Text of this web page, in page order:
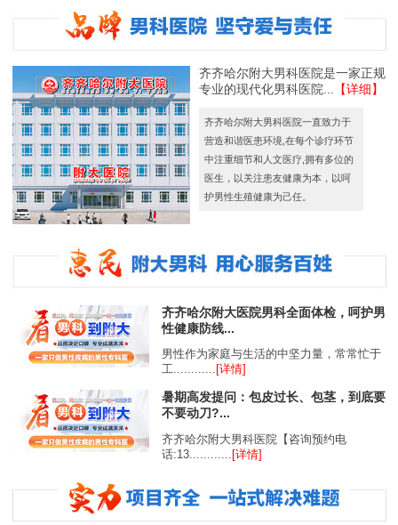
齐齐哈尔附大男科医院是一家正规
专业的现代化男科医院...
【详细】
齐齐哈尔附大男科医院一直致力于
营造和谐医患环境,在每个诊疗环节
中注重细节和人文医疗,拥有多位的
医生，以关注患友健康为本，以呵
护男性生殖健康为己任。
齐齐哈尔附大医院男科全面体检，呵护男
性健康防线...
男性作为家庭与生活的中坚力量，常常忙于
工............ [详情]
暑期高发提问：包皮过长、包茎，到底要
不要动刀?...
齐齐哈尔附大男科医院【咨询预约电
话:13............
[详情]